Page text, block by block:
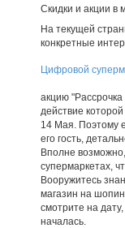
Скидки и акции в
На текущей
конкретные
Цифровой
акцию
действие
14 Мая. Поэтому
его гость,
Вполне
супермаркетах,
Вооружитесь
магазин на
смотрите на
началась.